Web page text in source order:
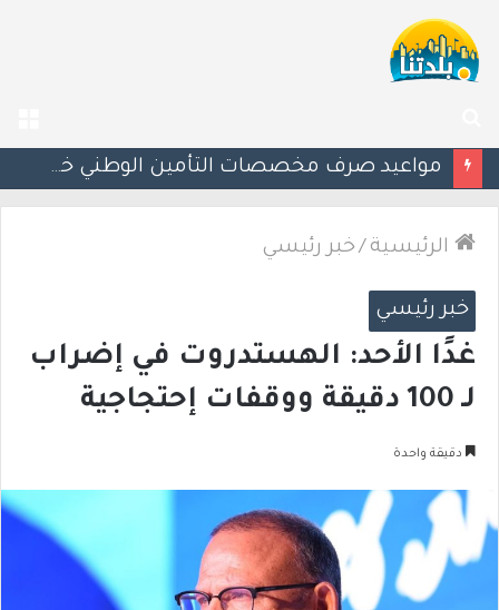
عن
إسرائيل تحذر مواطنيها في اليونان من احتجاجات مرتبطة بحرب غزة
الرئيسية /خبر رئيسي
خبر رئيسي
غدًا الأحد: الهستدروت في إضراب
لـ 100 دقيقة ووقفات إحتجاجية
دقيقة واحدة